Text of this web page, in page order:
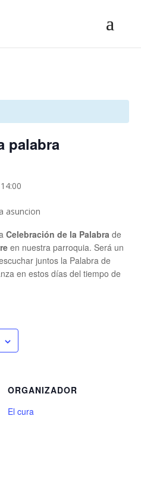
palabra
14:00
Celebración de la Palabra de
en nuestra parroquia. Será un
juntos la Palabra de
en estos días del tiempo de
ORGANIZADOR
El cura